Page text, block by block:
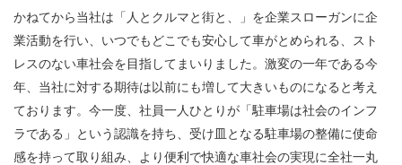
かねてから当社は「人とクルマと街と、」を企業スローガンに企
業活動を行い、いつでもどこでも安心して車がとめられる、スト
レスのない車社会を目指してまいりました。激変の一年である今
年、当社に対する期待は以前にも増して大きいものになると考え
ております。今一度、社員一人ひとりが「駐車場は社会のインフ
ラである」という認識を持ち、受け皿となる駐車場の整備に使命
感を持って取り組み、より便利で快適な車社会の実現に全社一丸